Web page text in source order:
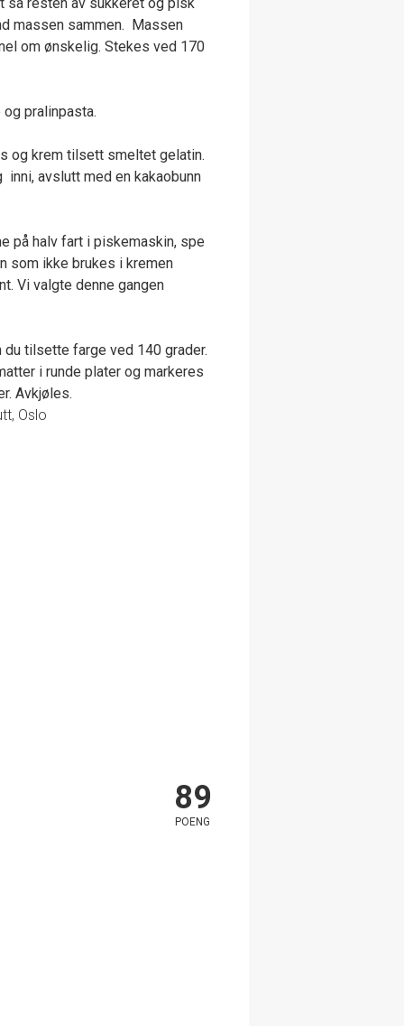
massen sammen. Massen
om ønskelig. Stekes ved 170
pralinpasta.
og krem tilsett smeltet gelatin.
avslutt med en kakaobunn
på halv fart i piskemaskin, spe
som ikke brukes i kremen
Vi valgte denne gangen
tilsette farge ved 140 grader.
i runde plater og markeres
Avkjøles.
Oslo
89
POENG